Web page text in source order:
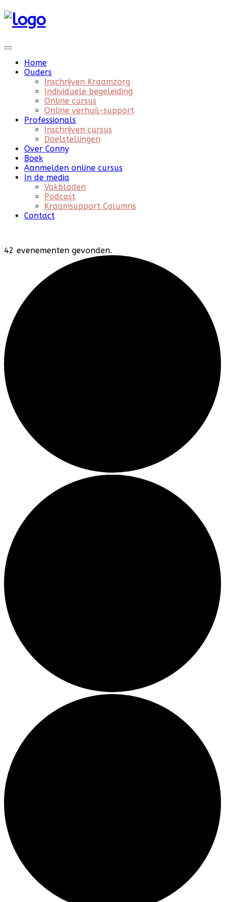
Home
Ouders
Inschrijven Kraamzorg
Individuele begeleiding
Online cursus
Online verhuil-support
Professionals
Inschrijven cursus
Doelstellingen
Over Conny
Boek
Aanmelden online cursus
In de media
Vakbladen
Podcast
Kraamsupport Columns
Contact
42 evenementen gevonden.